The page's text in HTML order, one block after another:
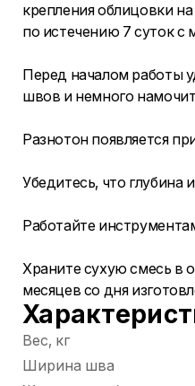
крепления облицовки
по истечению 7 суток с
Перед началом работы
швов и немного
Разнотон появляется
Убедитесь, что глубина
Работайте
Храните сухую смесь в
месяцев со дня
Вес, кг
Ширина шва